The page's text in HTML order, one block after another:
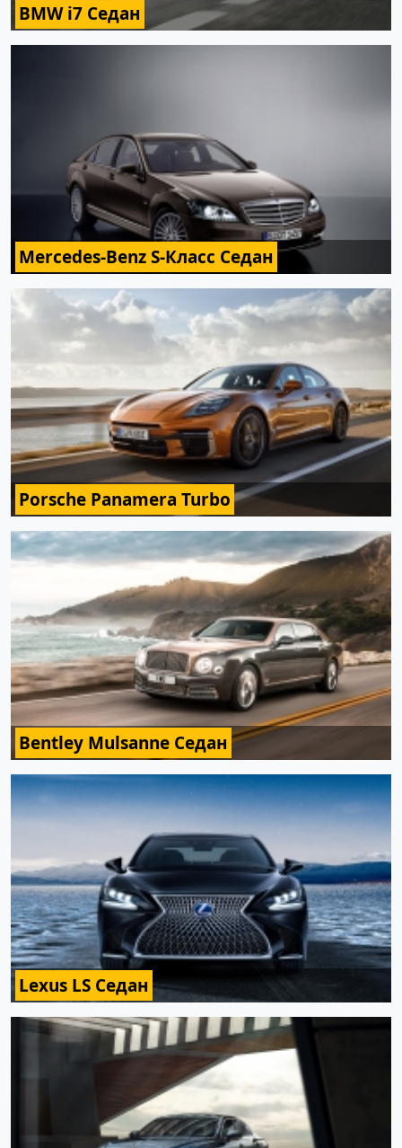
BMW i7 Седан
Mercedes-Benz S-Класс Седан
Porsche Panamera Turbo
Bentley Mulsanne Седан
Lexus LS Седан